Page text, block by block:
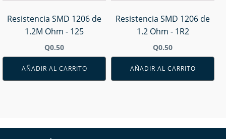
Resistencia SMD 1206 de
1.2M Ohm - 125
Q0.50
AÑADIR AL CARRITO
Resistencia SMD 1206 de
1.2 Ohm - 1R2
Q0.50
AÑADIR AL CARRITO